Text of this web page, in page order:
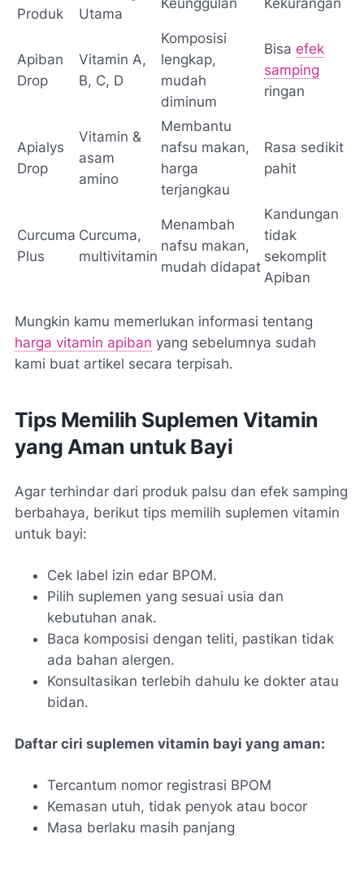
Produk
Utama
Apiban
Drop
Vitamin A,
B, C, D
Komposisi
lengkap,
mudah
diminum
Bisa efek
samping
ringan
Apialys
Drop
Vitamin &
asam
amino
Membantu
nafsu makan,
harga
terjangkau
Rasa sedikit
pahit
Curcuma
Plus
Curcuma,
multivitamin
Menambah
nafsu makan,
mudah didapat
Kandungan
tidak
sekomplit
Apiban
Mungkin kamu memerlukan informasi tentang
harga vitamin apiban yang sebelumnya sudah
kami buat artikel secara terpisah.
Tips Memilih Suplemen Vitamin
yang Aman untuk Bayi
Agar terhindar dari produk palsu dan efek samping
berbahaya, berikut tips memilih suplemen vitamin
untuk bayi:
Cek label izin edar BPOM.
Pilih suplemen yang sesuai usia dan
kebutuhan anak.
Baca komposisi dengan teliti, pastikan tidak
ada bahan alergen.
Konsultasikan terlebih dahulu ke dokter atau
bidan.
Daftar ciri suplemen vitamin bayi yang aman:
Tercantum nomor registrasi BPOM
Kemasan utuh, tidak penyok atau bocor
Masa berlaku masih panjang